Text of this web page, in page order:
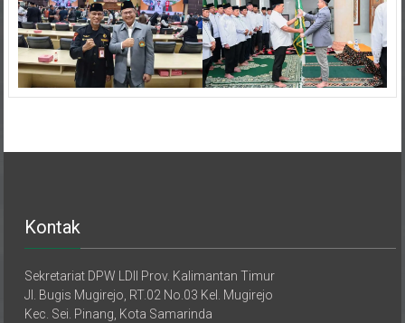
Kontak
Sekretariat DPW LDII Prov. Kalimantan Timur
Jl. Bugis Mugirejo, RT.02 No.03 Kel. Mugirejo
Kec. Sei. Pinang, Kota Samarinda